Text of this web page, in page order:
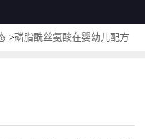
>磷脂酰丝氨酸在婴幼儿配方